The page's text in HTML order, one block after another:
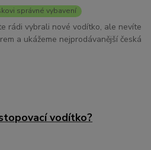
správné vybavení
rádi vybrali nové vodítko, ale nevíte
a ukážeme nejprodávanější česká
vodítko?